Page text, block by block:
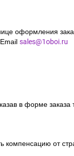
оформления
sales@1oboi.ru
в форме заказа
от